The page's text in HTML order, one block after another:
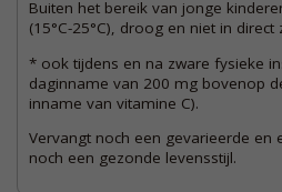
Buiten het bereik van jonge
(15°C-25°C), droog en niet in direct
* ook tijdens en na zware fysieke
daginname van 200 mg bovenop
inname van vitamine C).
Vervangt noch een gevarieerde en
noch een gezonde levensstijl.